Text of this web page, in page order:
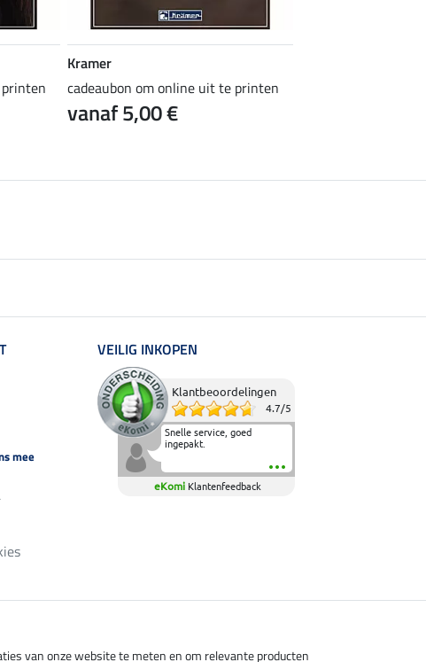
Kramer
cadeaubon om online uit te printen
vanaf 5,00 €
mee
VEILIG INKOPEN
Klantbeoordelingen
4.7/5
Snelle service, goed
ingepakt.
eKomi Klantenfeedback
van onze website te meten en om relevante producten